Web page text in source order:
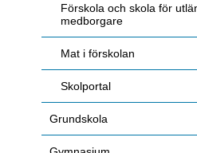
Förskola och skola för
medborgare
Mat i förskolan
Skolportal
Grundskola